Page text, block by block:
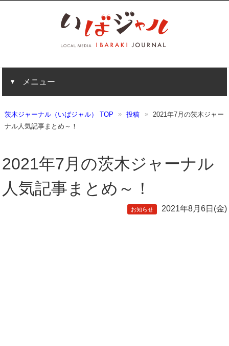
メニュー
茨木ジャーナル（いばジャル） TOP 投稿
2021年7月の茨木ジャー
ナル人気記事まとめ～！
2021年7月の茨木ジャーナル
人気記事まとめ～！
お知らせ 2021年8月6日(金)